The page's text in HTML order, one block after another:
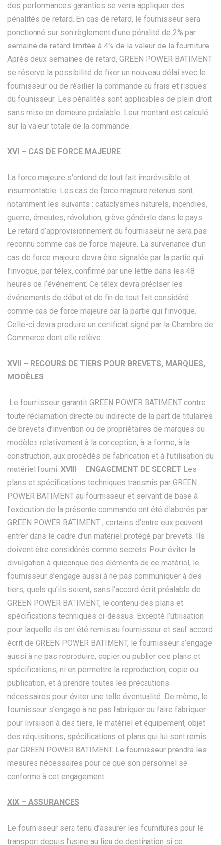
des performances garanties se verra appliquer des
pénalités de retard. En cas de retard, le fournisseur sera
ponctionné sur son règlement d’une pénalité de 2% par
semaine de retard limitée à 4% de la valeur de la fourniture.
Après deux semaines de retard, GREEN POWER BATIMENT
se réserve la possibilité de fixer un nouveau délai avec le
fournisseur ou de résilier la commande au frais et risques
du founisseur. Les pénalités sont applicables de plein droit
sans mise en demeure préalable. Leur montant est calculé
sur la valeur totale de la commande.
XVI – CAS DE FORCE MAJEURE
La force majeure s’entend de tout fait imprévisible et
insurmontable. Les cas de force majeure retenus sont
notamment les suivants : cataclysmes naturels, incendies,
guerre, émeutes, révolution, grève générale dans le pays.
Le retard d’approvisionnement du fournisseur ne sera pas
reconnu comme cas de force majeure. La survenance d’un
cas de force majeure devra être signalée par la partie qui
l’invoque, par télex, confirmé par une lettre dans les 48
heures de l’événement. Ce télex devra préciser les
événements de début et de fin de tout fait considéré
comme cas de force majeure par la partie qui l’invoque.
Celle-ci devra produire un certificat signé par la Chambre de
Commerce dont elle relève.
XVII – RECOURS DE TIERS POUR BREVETS, MARQUES,
MODÈLES
Le fournisseur garantit GREEN POWER BATIMENT contre
toute réclamation directe ou indirecte de la part de titulaires
de brevets d’invention ou de propriétaires de marques ou
modèles relativement à la conception, à la forme, à la
construction, aux procédés de fabrication et à l’utilisation du
matériel fourni. XVIII – ENGAGEMENT DE SECRET Les
plans et spécifications techniques transmis par GREEN
POWER BATIMENT au fournisseur et servant de base à
l’exécution de la présente commande ont été élaborés par
GREEN POWER BATIMENT ; certains d’entre eux peuvent
entrer dans le cadre d’un matériel protégé par brevets. Ils
doivent être considérés comme secrets. Pour éviter la
divulgation à quiconque des éléments de ce matériel, le
fournisseur s’engage aussi à ne pas communiquer à des
tiers, quels qu’ils soient, sans l’accord écrit préalable de
GREEN POWER BATIMENT, le contenu des plans et
spécifications techniques ci-dessus. Excepté l’utilisation
pour laquelle ils ont été remis au fournisseur et sauf accord
écrit de GREEN POWER BATIMENT, le fournisseur s’engage
aussi à ne pas reproduire, copier ou publier ces plans et
spécifications, ni en permettre la reproduction, copie ou
publication, et à prendre toutes les précautions
nécessaires pour éviter une telle éventualité. De même, le
fournisseur s’engage à ne pas fabriquer ou faire fabriquer
pour livraison à des tiers, le matériel et équipement, objet
des réquisitions, spécifications et plans qui lui sont remis
par GREEN POWER BATIMENT. Le fournisseur prendra les
mesures nécessaires pour ce que son personnel se
conforme à cet engagement.
XIX – ASSURANCES
Le fournisseur sera tenu d’assurer les fournitures pour le
transport depuis l’usine au lieu de destination si ce